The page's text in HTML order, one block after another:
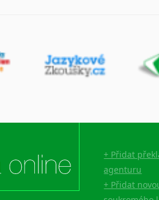
+ Přidat
agenturu
+ Přidat